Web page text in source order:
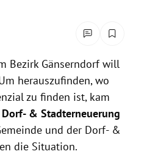
Bezirk Gänserndorf will
herauszufinden, wo
zu finden ist, kam
Dorf- & Stadterneuerung
und der Dorf- &
die Situation.